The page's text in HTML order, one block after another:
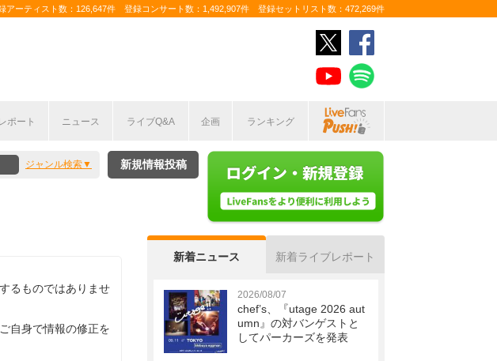
アーティスト数：126,647件 登録コンサート数：1,492,907件 登録セットリスト数：472,269件
レポート ニュース ライブQ&A 企画 ランキング
ジャンル検索 新規情報投稿
るものではありませ
自身で情報の修正を
新着ニュース 新着ライブレポート
2026/08/07
chef’s、『utage 2026 aut
umn』の対バンゲストと
してパーカーズを発表